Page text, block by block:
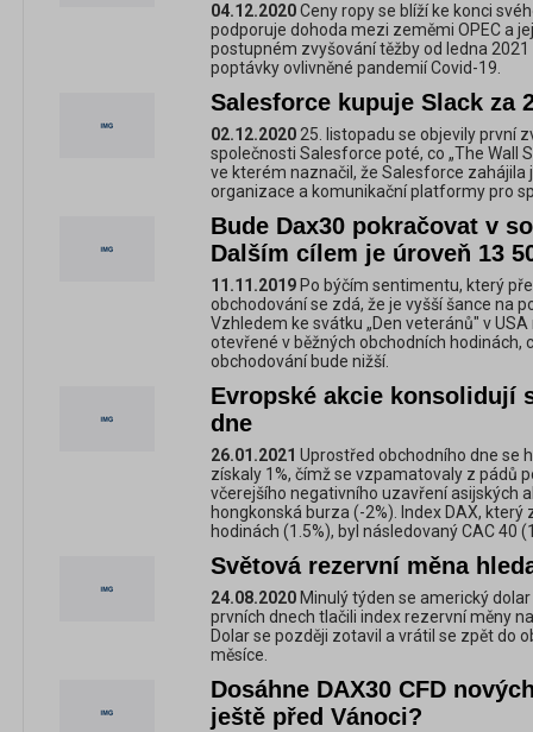
04.12.2020Ceny ropy se blíží ke konci
podporuje dohoda mezi zeměmi OPEC a
postupném zvyšování těžby od ledna
poptávky ovlivněné pandemií Covid-19.
Salesforce kupuje Slack za
02.12.202025. listopadu se objevily první
společnosti Salesforce poté, co „The Wall
ve kterém naznačil, že Salesforce zahájila
organizace a komunikační platformy pro
Bude Dax30 pokračovat v
Dalším cílem je úroveň 13
11.11.2019 Po býčím sentimentu, který
obchodování se zdá, že je vyšší šance na
Vzhledem ke svátku „Den veteránů" v
otevřené v běžných obchodních hodinách,
obchodování bude nižší.
Evropské akcie konsolidují
dne
26.01.2021 Uprostřed obchodního dne se
získaly 1%, čímž se vzpamatovaly z pádů
včerejšího negativního uzavření asijských
hongkonská burza (-2%). Index DAX,
hodinách (1.5%), byl následovaný CAC 40
Světová rezervní měna
24.08.2020 Minulý týden se americký
prvních dnech tlačili index rezervní měny
Dolar se později zotavil a vrátil se zpět do
měsíce.
Dosáhne DAX30 CFD
ještě před Vánoci?